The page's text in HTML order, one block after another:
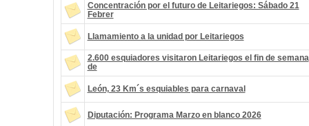
Concentración por el futuro de Leitariegos: Sábado 21
Febrer
Llamamiento a la unidad por Leitariegos
2.600 esquiadores visitaron Leitariegos el fin de semana
de
León, 23 Km´s esquiables para carnaval
Diputación: Programa Marzo en blanco 2026